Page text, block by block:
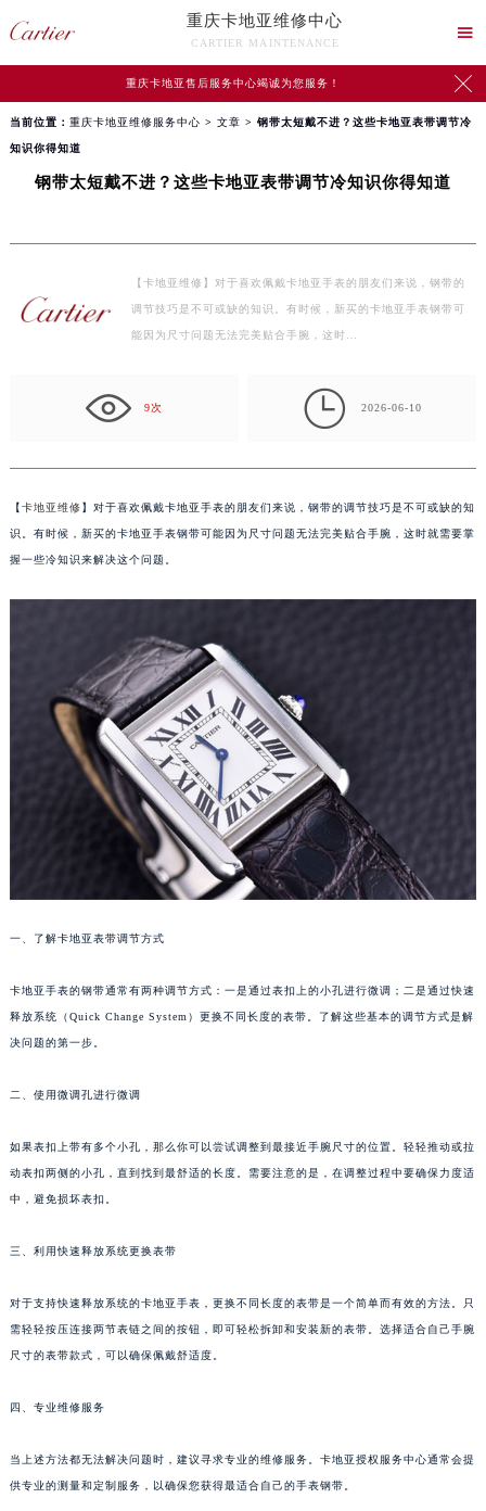
重庆卡地亚维修中心
CARTIER MAINTENANCE

重庆卡地亚售后服务中心竭诚为您服务！ 
当前位置： 重庆卡地亚维修服务中心 > 文章 > 钢带太短戴不进？这些卡地亚表带调节冷
知识你得知道
钢带太短戴不进？这些卡地亚表带调节冷知识你得知道
【卡地亚维修】对于喜欢佩戴卡地亚手表的朋友们来说，钢带的
调节技巧是不可或缺的知识。有时候，新买的卡地亚手表钢带可
能因为尺寸问题无法完美贴合手腕，这时…
9次  2026-06-10
【卡地亚维修】对于喜欢佩戴卡地亚手表的朋友们来说，钢带的调节技巧是不可或缺的知
识。有时候，新买的卡地亚手表钢带可能因为尺寸问题无法完美贴合手腕，这时就需要掌
握一些冷知识来解决这个问题。
一、了解卡地亚表带调节方式
卡地亚手表的钢带通常有两种调节方式：一是通过表扣上的小孔进行微调；二是通过快速
释放系统（Quick Change System）更换不同长度的表带。了解这些基本的调节方式是解
决问题的第一步。
二、使用微调孔进行微调
如果表扣上带有多个小孔，那么你可以尝试调整到最接近手腕尺寸的位置。轻轻推动或拉
动表扣两侧的小孔，直到找到最舒适的长度。需要注意的是，在调整过程中要确保力度适
中，避免损坏表扣。
三、利用快速释放系统更换表带
对于支持快速释放系统的卡地亚手表，更换不同长度的表带是一个简单而有效的方法。只
需轻轻按压连接两节表链之间的按钮，即可轻松拆卸和安装新的表带。选择适合自己手腕
尺寸的表带款式，可以确保佩戴舒适度。
四、专业维修服务
当上述方法都无法解决问题时，建议寻求专业的维修服务。卡地亚授权服务中心通常会提
供专业的测量和定制服务，以确保您获得最适合自己的手表钢带。